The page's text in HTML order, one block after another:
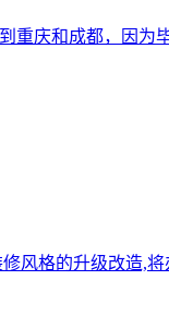
庆和成都，因为
风格的升级改造,